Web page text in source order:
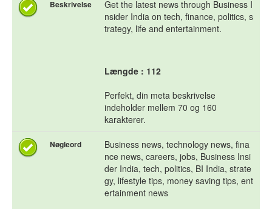
Beskrivelse
Get the latest news through Business I
nsider India on tech, finance, politics, s
trategy, life and entertainment.
Længde : 112
Perfekt, din meta beskrivelse
indeholder mellem 70 og 160
karakterer.
Nøgleord
Business news, technology news, fina
nce news, careers, jobs, Business Insi
der India, tech, politics, BI India, strate
gy, lifestyle tips, money saving tips, ent
ertainment news